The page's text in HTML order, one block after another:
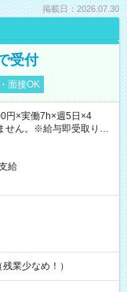
掲載日：2026.07.30
受付
面接OK
×実働7h×週5日×4
せん。※給与即受取りサ
給
業少なめ！）